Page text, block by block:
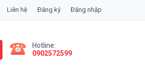
Liên hệ Đăng ký Đăng nhập
Hotline:
0902572599